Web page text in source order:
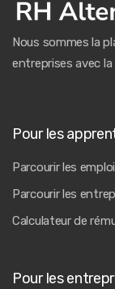
Nous sommes la
entreprises avec
Pour les
Parcourir les
Parcourir les
Calculateur de
Pour les